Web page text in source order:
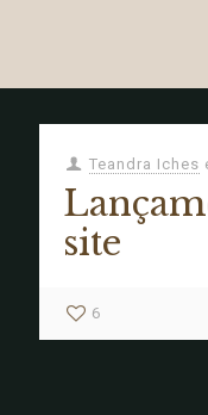
Teandra Iches
site
6